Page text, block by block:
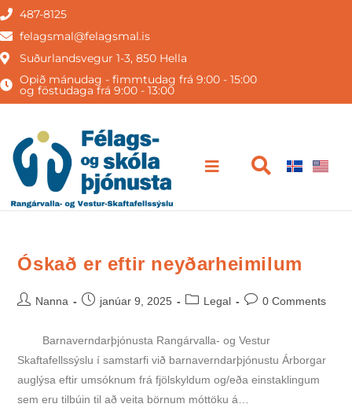
487-8125
felagsmal@felagsmal.is
Suðurlandsvegur 1-3, 850 Hella
Opið mánudag - fimmtudag frá 9:00 - 15:00
og föstudaga frá 9:00 - 13:00
Óskað er eftir neyðarheimilum
Nanna janúar 9, 2025 Legal 0 Comments
Barnaverndarþjónusta Rangárvalla- og Vestur
Skaftafellssýslu í samstarfi við barnaverndarþjónustu Árborgar
auglýsa eftir umsóknum frá fjölskyldum og/eða einstaklingum
sem eru tilbúin til að veita börnum móttöku á…